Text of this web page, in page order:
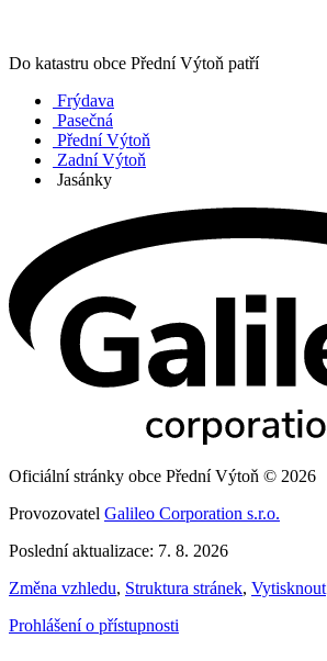
Do katastru obce Přední Výtoň patří
Frýdava
Pasečná
Přední Výtoň
Zadní Výtoň
Jasánky
Oficiální stránky obce Přední Výtoň © 2026
Provozovatel Galileo Corporation s.r.o.
Poslední aktualizace: 7. 8. 2026
Změna vzhledu, Struktura stránek, Vytisknout
Prohlášení o přístupnosti